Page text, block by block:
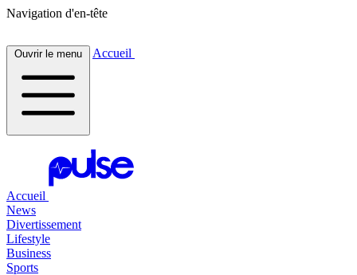
Navigation d'en-tête
Ouvrir le menu Accueil
Accueil
News
Divertissement
Lifestyle
Business
Sports